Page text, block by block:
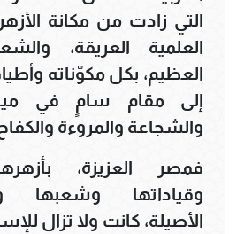
التي زادت من مكانة
العلمية العريقة،
العظيم، بكل مكوّناته
إلى مقام سامٍ في
والشجاعة والمروءة
فمصر العزيزة،
وقياداتها وشعبها
الأصيلة، كانت ولا تزال